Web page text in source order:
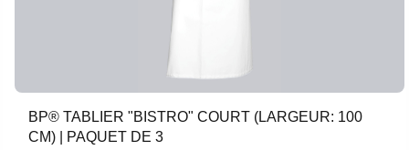
BP® TABLIER "BISTRO" COURT (LARGEUR: 100
CM) | PAQUET DE 3